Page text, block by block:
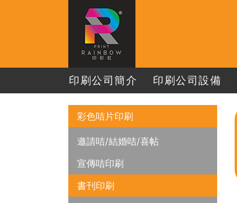
印刷公司簡介 印刷公司設備
彩色咭片印刷
邀請咭/結婚咭/喜帖
宣傳咭印刷
書刊印刷